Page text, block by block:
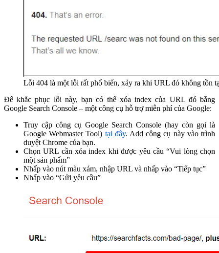
Lỗi 404 là một lỗi rất phổ biến, xảy ra khi URL đó không tồn
Để khắc phục lỗi này, bạn có thể xóa index của URL đó bằng
Google Search Console – một công cụ hỗ trợ miễn phí của Google:
Truy cập công cụ Google Search Console (hay còn gọi là
Google Webmaster Tool) tại đây. Add công cụ này vào trình
duyệt Chrome của bạn.
Chọn URL cần xóa index khi được yêu cầu “Vui lòng chọn
một sản phẩm”
Nhấp vào nút màu xám, nhập URL và nhấp vào “Tiếp tục”
Nhấp vào “Gửi yêu cầu”